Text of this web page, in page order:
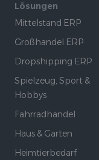
Lösungen
Mittelstand ERP
Großhandel ERP
Dropshipping ERP
Spielzeug, Sport &
Hobbys
Fahrradhandel
Haus & Garten
Heimtierbedarf